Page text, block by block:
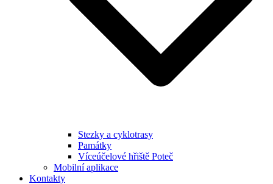
Stezky a cyklotrasy
Památky
Víceúčelové hřiště Poteč
Mobilní aplikace
Kontakty